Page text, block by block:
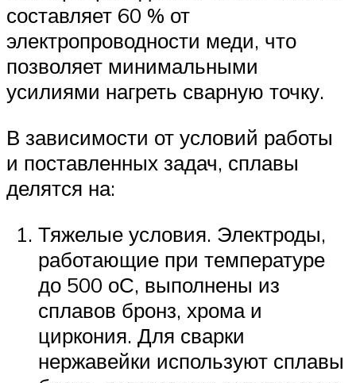
составляет 60 % от
электропроводности меди, что
позволяет минимальными
усилиями нагреть сварную точку.
В зависимости от условий работы
и поставленных задач, сплавы
делятся на:
Тяжелые условия. Электроды,
работающие при температуре
до 500 оС, выполнены из
сплавов бронз, хрома и
циркония. Для сварки
нержавейки используют сплавы